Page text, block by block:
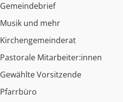
Gemeindebrief
Musik und mehr
Kirchengemeinderat
Pastorale Mitarbeiter:innen
Gewählte Vorsitzende
Pfarrbüro